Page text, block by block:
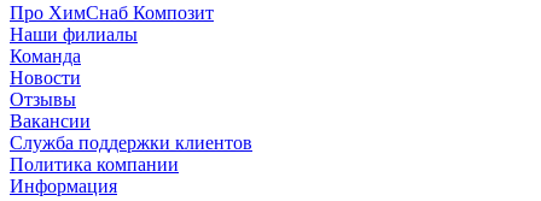
Про ХимСнаб Композит
Наши филиалы
Команда
Новости
Отзывы
Вакансии
Служба поддержки клиентов
Политика компании
Информация